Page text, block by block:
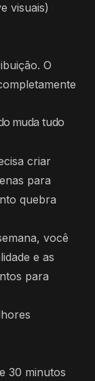
visuais)
O
muda tudo
criar
para
quebra
você
e as
para
30 minutos